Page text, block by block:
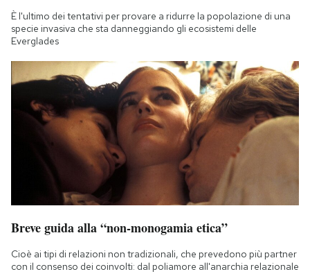
È l'ultimo dei tentativi per provare a ridurre la popolazione di una
specie invasiva che sta danneggiando gli ecosistemi delle
Everglades
Breve guida alla “non-monogamia etica”
Cioè ai tipi di relazioni non tradizionali, che prevedono più partner
con il consenso dei coinvolti: dal poliamore all'anarchia relazionale